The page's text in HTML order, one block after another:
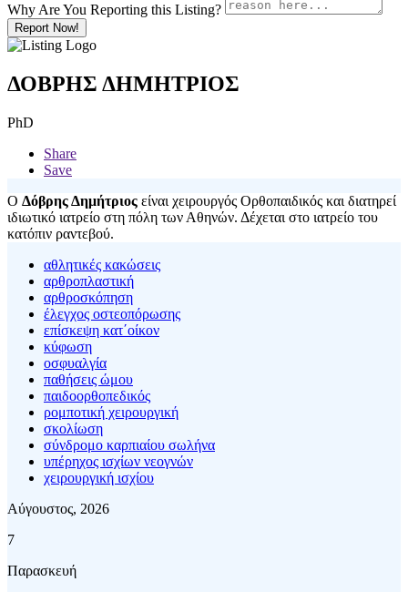
Why Are You Reporting this Listing?
Report Now!
ΔΟΒΡΗΣ ΔΗΜΗΤΡΙΟΣ
PhD
Share
Save
Ο Δόβρης Δημήτριος είναι χειρουργός Ορθοπαιδικός και διατηρεί
ιδιωτικό ιατρείο στη πόλη των Αθηνών. Δέχεται στο ιατρείο του
κατόπιν ραντεβού.
αθλητικές κακώσεις
αρθροπλαστική
αρθροσκόπηση
έλεγχος οστεοπόρωσης
επίσκεψη κατ΄οίκον
κύφωση
οσφυαλγία
παθήσεις ώμου
παιδοορθοπεδικός
ρομποτική χειρουργική
σκολίωση
σύνδρομο καρπιαίου σωλήνα
υπέρηχος ισχίων νεογνών
χειρουργική ισχίου
Αύγουστος, 2026
7
Παρασκευή